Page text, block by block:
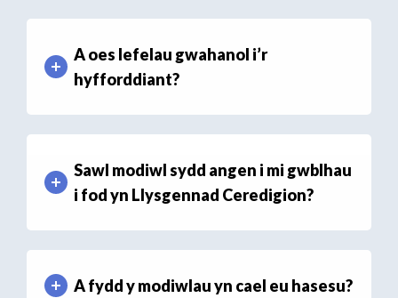
A oes lefelau gwahanol i’r
hyfforddiant?
Sawl modiwl sydd angen i mi gwblhau
i fod yn Llysgennad Ceredigion?
A fydd y modiwlau yn cael eu hasesu?